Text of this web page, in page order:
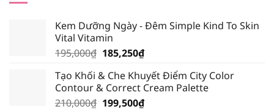
Kem Dưỡng Ngày - Đêm Simple Kind To Skin
Vital Vitamin
195,000₫ Giá
là:
195,000₫.
185,250₫Giá
tại
là:
185,250₫.
Tạo Khối & Che Khuyết Điểm City Color
Contour & Correct Cream Palette
210,000₫ Giá
199,500₫Giá